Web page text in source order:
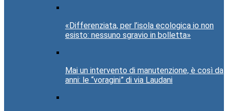
«Differenziata, per l’isola ecologica io non
esisto: nessuno sgravio in bolletta»
Mai un intervento di manutenzione, è così da
anni: le “voragini” di via Laudani